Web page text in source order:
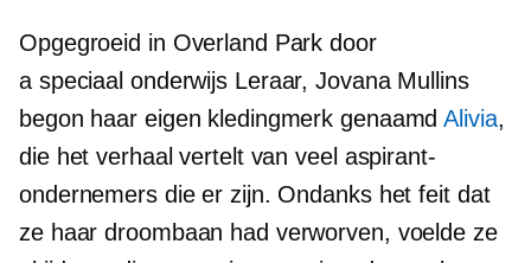
Opgegroeid in Overland Park door
a speciaal onderwijs Leraar, Jovana Mullins
begon haar eigen kledingmerk genaamdAlivia,
die het verhaal vertelt van veel aspirant-
ondernemers die er zijn. Ondanks het feit dat
ze haar droombaan had verworven, voelde ze